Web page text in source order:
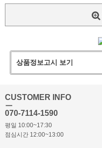
상품정보고시 보기
CUSTOMER INFO
ㅡ
070-7114-1590
평일 10:00~17:30
점심시간 12:00~13:00